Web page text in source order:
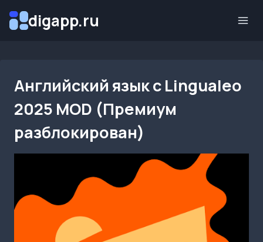
digapp.ru
Английский язык с Lingualeo
2025 MOD (Премиум
разблокирован)